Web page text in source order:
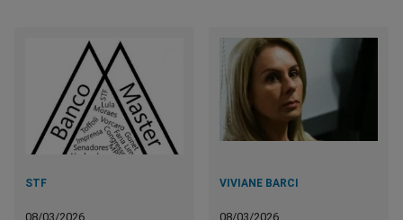
STF
08/03/2026
VIVIANE BARCI
08/03/2026